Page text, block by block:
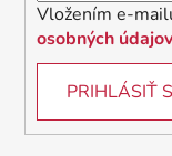
Vložením e-
osobných údajov
PRIHLÁSIŤ